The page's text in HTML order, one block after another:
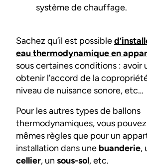
système de chauffage.
Sachez qu’il est possible
eau thermodynamique en
sous certaines conditions : avoir
obtenir l’accord de la
niveau de nuisance sonore, etc…
Pour les autres types de ballons
thermodynamiques, vous
mêmes règles que pour un
installation dans une buanderie,
cellier, un sous-sol, etc.